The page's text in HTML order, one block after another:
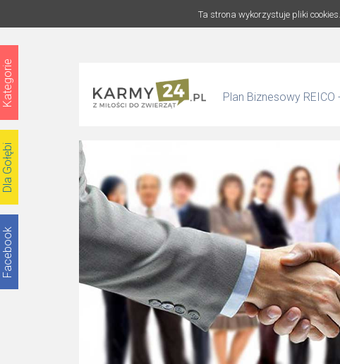
Ta strona wykorzystuje pliki
Plan Biznesowy
Facebook
Dla Gołębi
Kategorie